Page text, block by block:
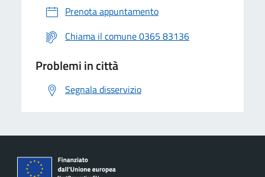
Prenota appuntamento
Chiama il comune 0365 83136
Problemi in città
Segnala disservizio